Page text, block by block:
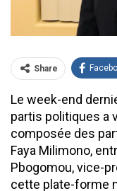
Share
Le week-end
partis politiques a
composée des
Faya Milimono,
Pbogomou, vice-
cette plate-forme